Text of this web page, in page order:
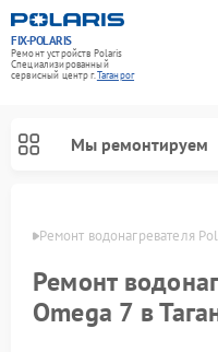
FIX-POLARIS
Ремонт устройств Polaris
Специализированный
cервисный центр г.Таганрог
Мы ремонтируем
Ремонт водонагревателя
Ремонт
Omega 7 в